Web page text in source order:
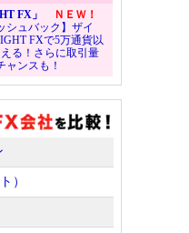
FX」
ＮＥＷ！
シュバック】ザイ
FXで5万通貨以
る！さらに取引量
ャンスも！
）